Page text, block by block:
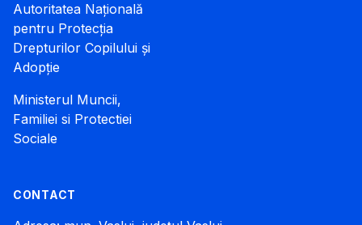
Autoritatea Națională
pentru Protecția
Drepturilor Copilului și
Adopție
Ministerul Muncii,
Familiei si Protectiei
Sociale
CONTACT